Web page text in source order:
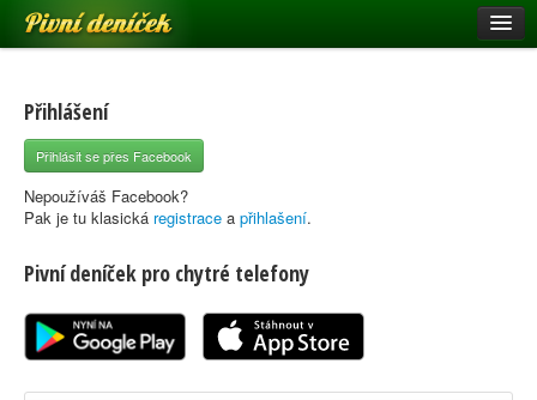
Pivní deníček
Pivní mapa
Pivní značky
Nápověda
Registrace
Přihlášení
Přihlásit se přes Facebook
Nepoužíváš Facebook?
Pak je tu klasická registrace a přihlašení.
Pivní deníček pro chytré telefony